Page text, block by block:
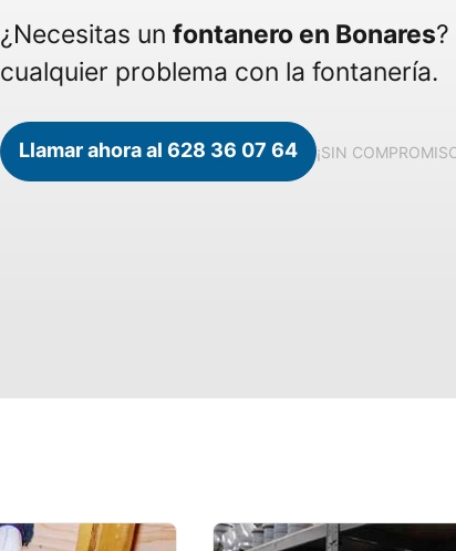
¿Necesitas un fontanero en Bonares
cualquier problema con la fontanería.
Llamar ahora al 628 36 07 64 ¡SIN